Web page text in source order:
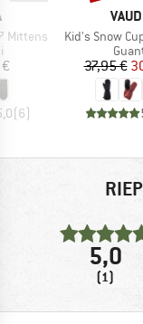
Mittens
di prodotti
(6)
Articolo
Kid's Snow
37,95 €
5,0
(1)